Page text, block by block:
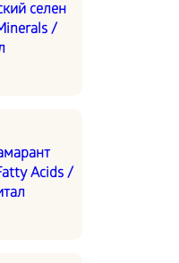
селен
/
Acids /